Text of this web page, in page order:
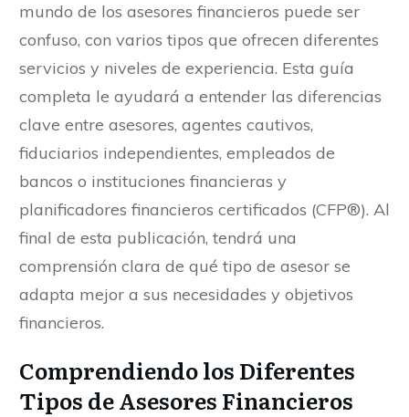
mundo de los asesores financieros puede ser
confuso, con varios tipos que ofrecen diferentes
servicios y niveles de experiencia. Esta guía
completa le ayudará a entender las diferencias
clave entre asesores, agentes cautivos,
fiduciarios independientes, empleados de
bancos o instituciones financieras y
planificadores financieros certificados (CFP®). Al
final de esta publicación, tendrá una
comprensión clara de qué tipo de asesor se
adapta mejor a sus necesidades y objetivos
financieros.
Comprendiendo los Diferentes
Tipos de Asesores Financieros